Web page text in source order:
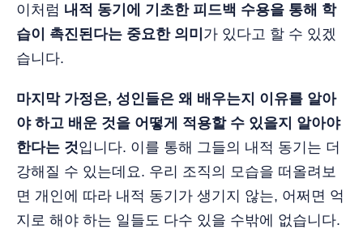
이처럼 내적 동기에 기초한 피드백 수용을 통해 학
습이 촉진된다는 중요한 의미 가 있다고 할 수 있겠
습니다.
마지막 가정은, 성인들은 왜 배우는지 이유를 알아
야 하고 배운 것을 어떻게 적용할 수 있을지 알아야
한다는 것입니다. 이를 통해 그들의 내적 동기는 더
강해질 수 있는데요. 우리 조직의 모습을 떠올려보
면 개인에 따라 내적 동기가 생기지 않는, 어쩌면 억
지로 해야 하는 일들도 다수 있을 수밖에 없습니다.